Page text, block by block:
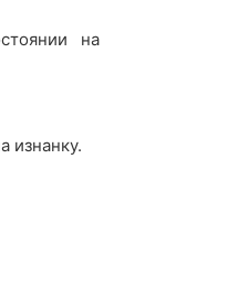
на
изнанку.